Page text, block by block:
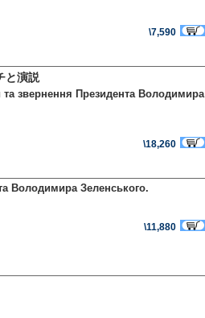
\7,590
と演説
та звернення Президента Володимира
\18,260
Володимира Зеленського.
\11,880